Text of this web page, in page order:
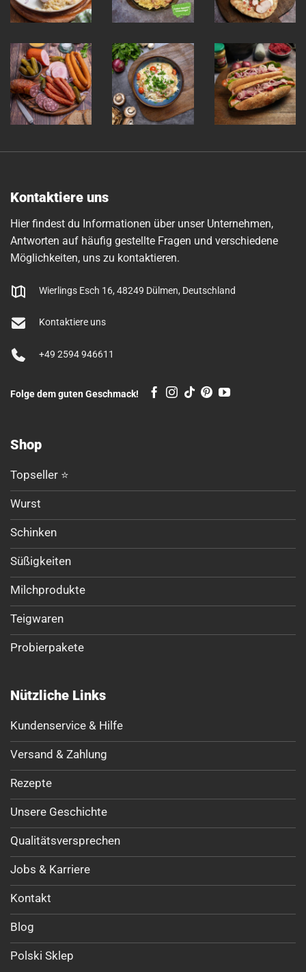
Kontaktiere uns
Hier findest du Informationen über unser Unternehmen,
Antworten auf häufig gestellte Fragen und verschiedene
Möglichkeiten, uns zu kontaktieren.
Wierlings Esch 16, 48249 Dülmen, Deutschland
Kontaktiere uns
+49 2594 946611
Folge dem guten Geschmack!
Shop
Topseller ⭐
Wurst
Schinken
Süßigkeiten
Milchprodukte
Teigwaren
Probierpakete
Nützliche Links
Kundenservice & Hilfe
Versand & Zahlung
Rezepte
Unsere Geschichte
Qualitätsversprechen
Jobs & Karriere
Kontakt
Blog
Polski Sklep